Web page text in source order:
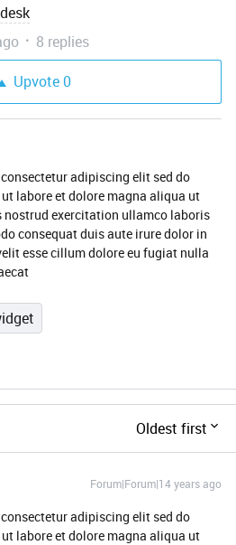
8 replies
Upvote0
adipiscing elit sed do
labore et dolore magna aliqua ut
nostrud exercitation ullamco laboris
consequat duis aute irure dolor in
esse cillum dolore eu fugiat nulla
Oldest first
Forum|Forum|14 years ago
adipiscing elit sed do
labore et dolore magna aliqua ut